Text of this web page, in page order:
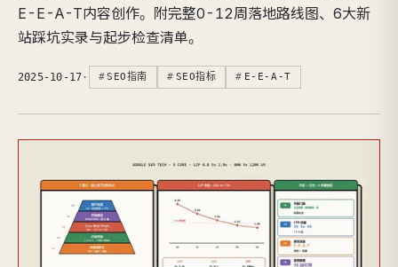
E-E-A-T内容创作。附完整0-12周落地路线图、6大新
站踩坑实录与起步检查清单。
2025-10-17 · SEO指南 SEO指标 E-E-A-T